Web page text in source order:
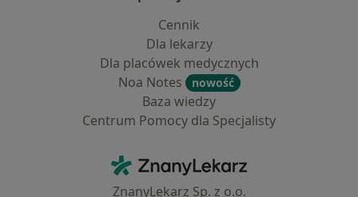
Cennik
Dla lekarzy
Dla placówek medycznych
Noa Notes
nowość
Baza wiedzy
Centrum Pomocy dla Specjalisty
ZnanyLekarz - Strona główna
ZnanyLekarz Sp. z o.o.